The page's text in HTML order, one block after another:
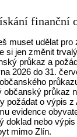
finanční
muset udělat
si jen změnit
průkaz a
2026 do 31.
občanský průkaz
požádat o výpis z
evidence
doklad nebo
mimo Zlín.